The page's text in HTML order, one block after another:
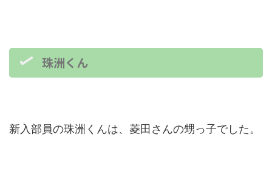
珠洲くん
新入部員の珠洲くんは、菱田さんの甥っ子でした。